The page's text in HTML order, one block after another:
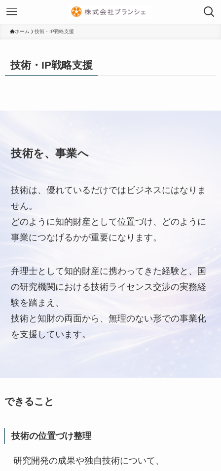
ホーム 技術・IP戦略支援
技術・IP戦略支援
技術を、事業へ
技術は、優れているだけではビジネスにはなりま
せん。
どのように知的財産として位置づけ、どのように
事業につなげるかが重要になります。
弁理士として知的財産に携わってきた経験と、国
の研究機関における技術ライセンス交渉の実務経
験を踏まえ、
技術と知財の両面から、無理のない形での事業化
を支援しています。
できること
技術の位置づけ整理
研究開発の成果や独自技術について、